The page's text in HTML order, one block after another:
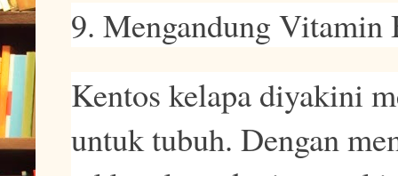
9. Mengandung Vitamin
Kentos kelapa diyakini
untuk tubuh. Dengan